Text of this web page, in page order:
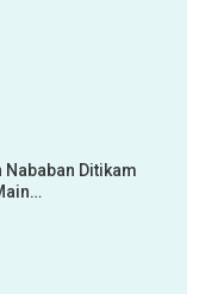
Nababan Ditikam